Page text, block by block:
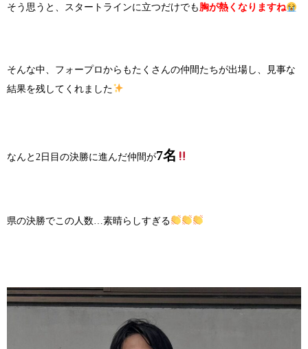
そう思うと、スタートラインに立つだけでも 胸が熱くなりますね
そんな中、フォープロからもたくさんの仲間たちが出場し、見事な
結果を残してくれました
なんと2日目の決勝に進んだ仲間が7名
県の決勝でこの人数…素晴らしすぎる